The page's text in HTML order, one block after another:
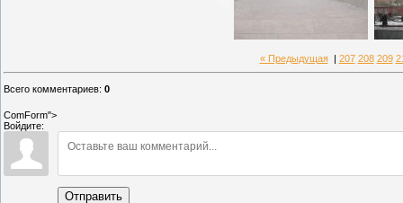
« Предыдущая| 207 208 209
Всего комментариев: 0
ComForm">
Войдите:
Отправить